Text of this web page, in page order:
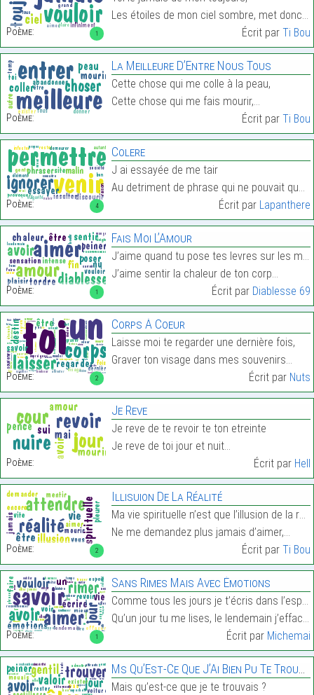
1
Poème:
Les étoiles de mon ciel sombre, met donc un peu de…
Écrit par Ti Bou
Poème:
La Meilleure D’Entre Nous Tous
Cette chose qui me colle à la peau,
Cette chose qui me fais mourir,…
Écrit par Ti Bou
4
Poème:
Colere
J ai essayée de me tair
Au detriment de phrase qui ne pouvait que deplair…
Écrit par Lapanthere
1
Poème:
Fais Moi L’Amour
J’aime quand tu pose tes levres sur les miennes
J’aime sentir la chaleur de ton corp…
Écrit par Diablesse 69
2
Poème:
Corps À Coeur
Laisse moi te regarder une dernière fois,
Graver ton visage dans mes souvenirs…
Écrit par Nuts
Poème:
Je Reve
Je reve de te revoir te ton etreinte
Je reve de toi jour et nuit…
Écrit par Hell
2
Poème:
Illisuion De La Réalité
Ma vie spirituelle n’est que l’illusion de la réal
Ne me demandez plus jamais d’aimer,…
Écrit par Ti Bou
1
Poème:
Sans Rimes Mais Avec Émotions
Comme tous les jours je t’écris dans l’espoir
Qu’un jour tu me lises, le lendemain j’efface…
Écrit par Michemai
Ms Qu’Est-Ce Que J’Ai Bien Pu Te Trouver ?
Mais qu’est-ce que je te trouvais ?